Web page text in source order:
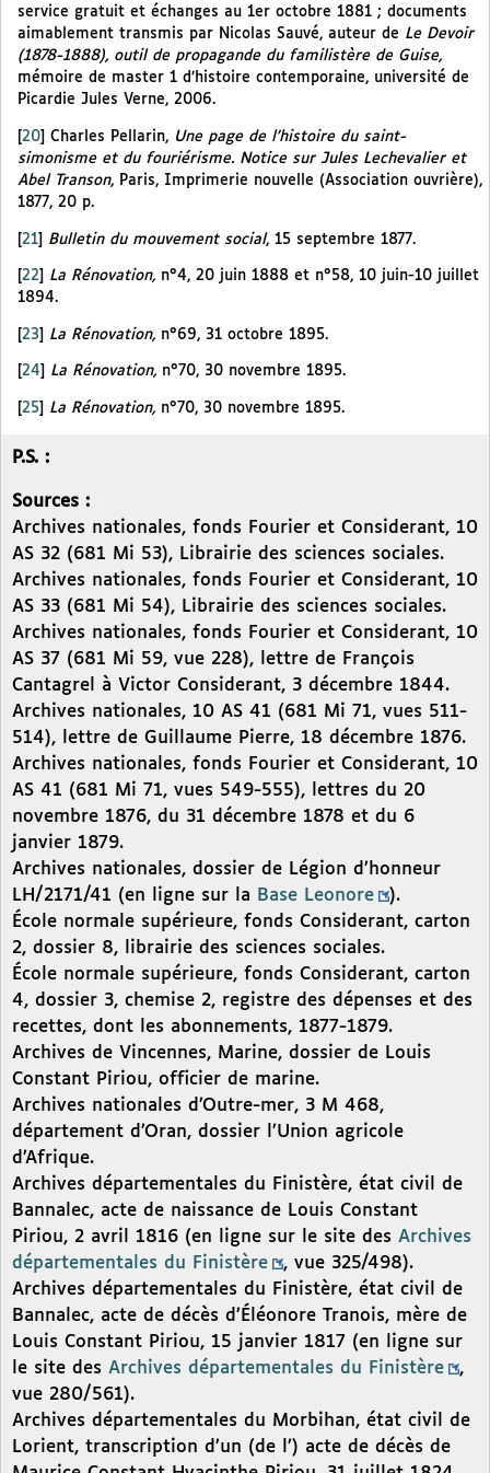
service gratuit et échanges au 1er octobre 1881 ; documents
aimablement transmis par Nicolas Sauvé, auteur de Le Devoir
(1878-1888), outil de propagande du familistère de Guise,
mémoire de master 1 d’histoire contemporaine, université de
Picardie Jules Verne, 2006.
20 Charles Pellarin, Une page de l’histoire du saint-
simonisme et du fouriérisme. Notice sur Jules Lechevalier et
Abel Transon, Paris, Imprimerie nouvelle (Association ouvrière),
1877, 20 p.
[21] Bulletin du mouvement social, 15 septembre 1877.
22 La Rénovation, n°4, 20 juin 1888 et n°58, 10 juin-10 juillet
1894.
[23] La Rénovation, n°69, 31 octobre 1895.
24 La Rénovation, n°70, 30 novembre 1895.
25 La Rénovation, n°70, 30 novembre 1895.
P.S. :
Sources :
Archives nationales, fonds Fourier et Considerant, 10
AS 32 (681 Mi 53), Librairie des sciences sociales.
Archives nationales, fonds Fourier et Considerant, 10
AS 33 (681 Mi 54), Librairie des sciences sociales.
Archives nationales, fonds Fourier et Considerant, 10
AS 37 (681 Mi 59, vue 228), lettre de François
Cantagrel à Victor Considerant, 3 décembre 1844.
Archives nationales, 10 AS 41 (681 Mi 71, vues 511-
514), lettre de Guillaume Pierre, 18 décembre 1876.
Archives nationales, fonds Fourier et Considerant, 10
AS 41 (681 Mi 71, vues 549-555), lettres du 20
novembre 1876, du 31 décembre 1878 et du 6
janvier 1879.
Archives nationales, dossier de Légion d’honneur
LH/2171/41 (en ligne sur la Base Leonore
).
École normale supérieure, fonds Considerant, carton
2, dossier 8, librairie des sciences sociales.
École normale supérieure, fonds Considerant, carton
4, dossier 3, chemise 2, registre des dépenses et des
recettes, dont les abonnements, 1877-1879.
Archives de Vincennes, Marine, dossier de Louis
Constant Piriou, officier de marine.
Archives nationales d’Outre-mer, 3 M 468,
département d’Oran, dossier l’Union agricole
d’Afrique.
Archives départementales du Finistère, état civil de
Bannalec, acte de naissance de Louis Constant
Piriou, 2 avril 1816 (en ligne sur le site des Archives
départementales du Finistère
, vue 325/498).
Archives départementales du Finistère, état civil de
Bannalec, acte de décès d’Éléonore Tranois, mère de
Louis Constant Piriou, 15 janvier 1817 (en ligne sur
le site des Archives départementales du Finistère
,
vue 280/561).
Archives départementales du Morbihan, état civil de
Lorient, transcription d’un (de l’) acte de décès de